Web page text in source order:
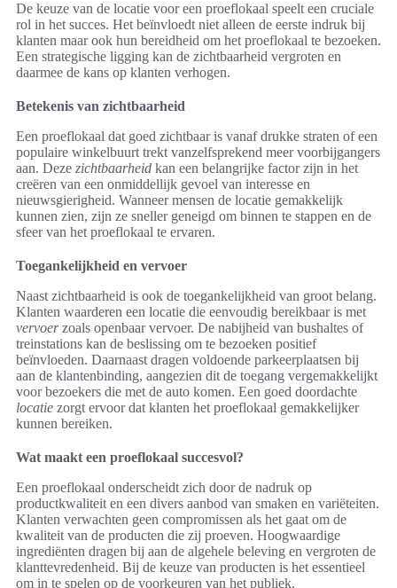
De keuze van de locatie voor een proeflokaal speelt een cruciale
rol in het succes. Het beïnvloedt niet alleen de eerste indruk bij
klanten maar ook hun bereidheid om het proeflokaal te bezoeken.
Een strategische ligging kan de zichtbaarheid vergroten en
daarmee de kans op klanten verhogen.
Betekenis van zichtbaarheid
Een proeflokaal dat goed zichtbaar is vanaf drukke straten of een
populaire winkelbuurt trekt vanzelfsprekend meer voorbijgangers
aan. Deze zichtbaarheid kan een belangrijke factor zijn in het
creëren van een onmiddellijk gevoel van interesse en
nieuwsgierigheid. Wanneer mensen de locatie gemakkelijk
kunnen zien, zijn ze sneller geneigd om binnen te stappen en de
sfeer van het proeflokaal te ervaren.
Toegankelijkheid en vervoer
Naast zichtbaarheid is ook de toegankelijkheid van groot belang.
Klanten waarderen een locatie die eenvoudig bereikbaar is met
vervoerzoals openbaar vervoer. De nabijheid van bushaltes of
treinstations kan de beslissing om te bezoeken positief
beïnvloeden. Daarnaast dragen voldoende parkeerplaatsen bij
aan de klantenbinding, aangezien dit de toegang vergemakkelijkt
voor bezoekers die met de auto komen. Een goed doordachte
locatie zorgt ervoor dat klanten het proeflokaal gemakkelijker
kunnen bereiken.
Wat maakt een proeflokaal succesvol?
Een proeflokaal onderscheidt zich door de nadruk op
productkwaliteit en een divers aanbod van smaken en variëteiten.
Klanten verwachten geen compromissen als het gaat om de
kwaliteit van de producten die zij proeven. Hoogwaardige
ingrediënten dragen bij aan de algehele beleving en vergroten de
klanttevredenheid. Bij de keuze van producten is het essentieel
om in te spelen op de voorkeuren van het publiek.